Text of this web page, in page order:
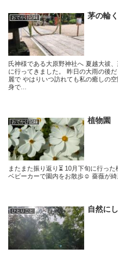
おでかけ記録 茅の輪
氏神様である大原野神社へ 夏越大祓
に行ってきました。 昨日の大雨の後
麗で やはりいつ訪れても私の癒しの
身で...
おでかけ記録 植物園
またまた振り返り⏳ 10月下旬に行っ
ベビーカーで園内をお散歩☺️ 薔薇が
ひとりごと 自然に